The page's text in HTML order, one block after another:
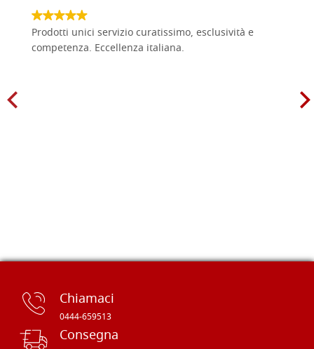
Prodotti unici servizio curatissimo, esclusività e
competenza. Eccellenza italiana.
Chiamaci
0444-659513
Consegna